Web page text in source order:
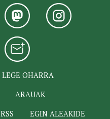
LEGE OHARRA
ARAUAK
RSS EGIN ALEAKIDE